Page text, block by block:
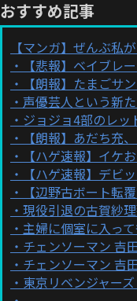
おすすめ記事
【マンガ】ぜんぶ私
【悲報】ベイブレ
【朗報】たまごサ
声優芸人という新
ジョジョ4部のレッ
【朗報】あだち充
【ハゲ速報】イケ
【ハゲ速報】デビ
【辺野古ボート転
現役引退の古賀紗
主婦に個室に入っ
チェンソーマン 吉
チェンソーマン 吉
東京リベンジャー